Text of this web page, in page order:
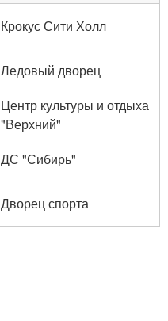
Крокус Сити Холл
Ледовый дворец
Центр культуры и отдыха
"Верхний"
ДС "Сибирь"
Дворец спорта